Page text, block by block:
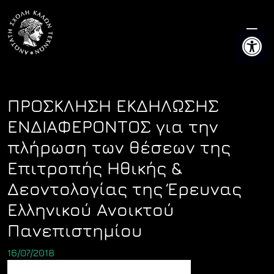
content
ΠΡΟΣΚΛΗΣΗ ΕΚΔΗΛΩΣΗΣ
ΕΝΔΙΑΦΕΡΟΝΤΟΣ για την
πλήρωση των θέσεων της
Επιτροπής Ηθικής &
Δεοντολογίας της Έρευνας
Ελληνικού Ανοικτού
Πανεπιστημίου
16/07/2018